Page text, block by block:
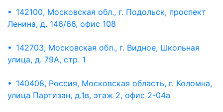
• 142100, Московская обл., г. Подольск, проспект
Ленина, д. 146/66, офис 108
• 142703, Московская обл., г. Видное, Школьная
улица, д. 79А, стр. 1
• 140408, Россия, Московская область, г. Коломна,
улица Партизан, д.1в, этаж 2, офис 2-04а